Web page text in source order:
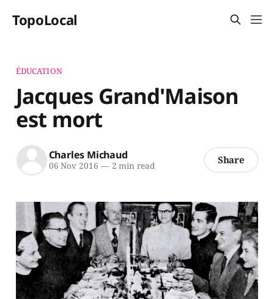
TopoLocal
ÉDUCATION
Jacques Grand'Maison
est mort
Charles Michaud
06 Nov 2016 —2 min read Share